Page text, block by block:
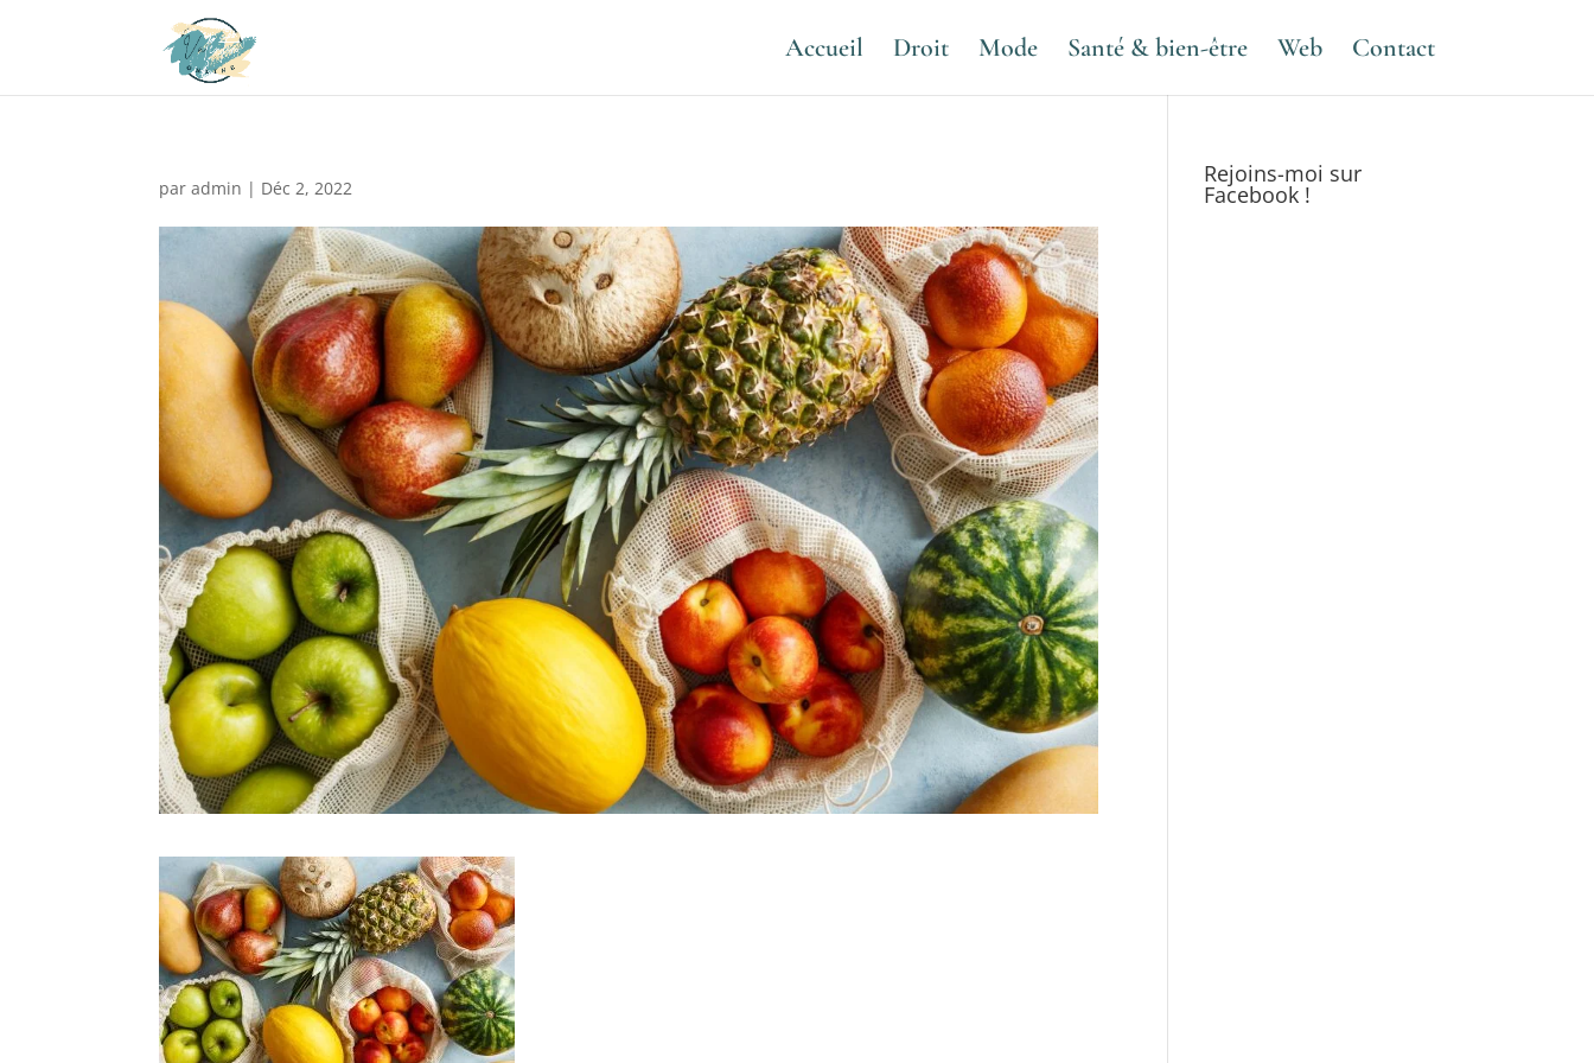
Accueil Droit Mode Santé & bien-être Web Contact
paradmin | Déc 2, 2022
Rejoins-moi sur
Facebook !